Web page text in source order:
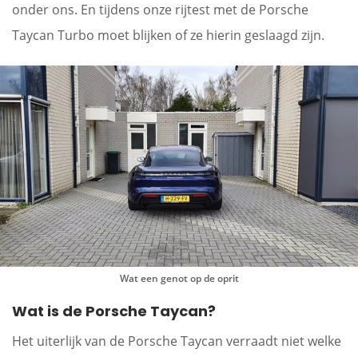
onder ons. En tijdens onze rijtest met de Porsche
Taycan Turbo moet blijken of ze hierin geslaagd zijn.
Wat een genot op de oprit
Wat is de Porsche Taycan?
Het uiterlijk van de Porsche Taycan verraadt niet welke